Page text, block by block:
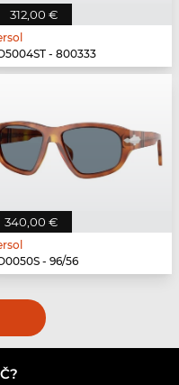
312,00 €
- 800333
340,00 €
- 96/56